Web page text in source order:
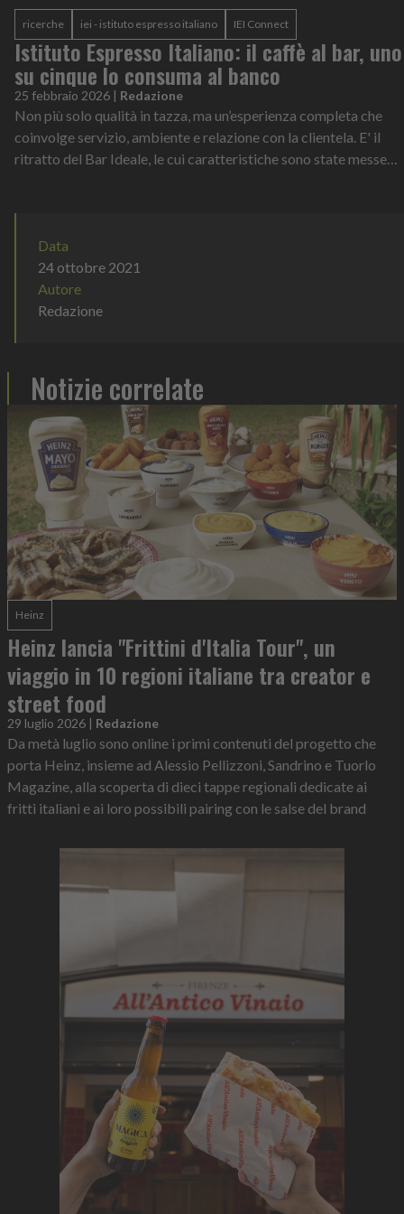
ricerche iei - istituto espresso italiano IEI Connect
Istituto Espresso Italiano: il caffè al bar, uno
su cinque lo consuma al banco
25 febbraio 2026 | Redazione
Non più solo qualità in tazza, ma un’esperienza completa che
coinvolge servizio, ambiente e relazione con la clientela. E' il
ritratto del Bar Ideale, le cui caratteristiche sono state messe
Data
24 ottobre 2021
Autore
Redazione
Notizie correlate
Heinz
Heinz lancia "Frittini d'Italia Tour", un
viaggio in 10 regioni italiane tra creator e
street food
29 luglio 2026 | Redazione
Da metà luglio sono online i primi contenuti del progetto che
porta Heinz, insieme ad Alessio Pellizzoni, Sandrino e Tuorlo
Magazine, alla scoperta di dieci tappe regionali dedicate ai
fritti italiani e ai loro possibili pairing con le salse del brand